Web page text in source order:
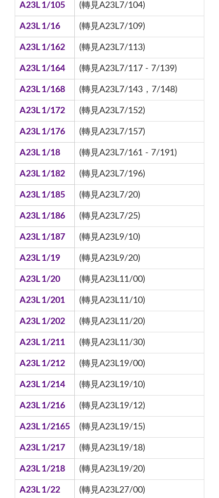
A23L 1/105 (轉見A23L7/104)
A23L 1/16 (轉見A23L7/109)
A23L 1/162 (轉見A23L7/113)
A23L 1/164 (轉見A23L7/117 - 7/139)
A23L 1/168 (轉見A23L7/143，7/148)
A23L 1/172 (轉見A23L7/152)
A23L 1/176 (轉見A23L7/157)
A23L 1/18 (轉見A23L7/161 - 7/191)
A23L 1/182 (轉見A23L7/196)
A23L 1/185 (轉見A23L7/20)
A23L 1/186 (轉見A23L7/25)
A23L 1/187 (轉見A23L9/10)
A23L 1/19 (轉見A23L9/20)
A23L 1/20 (轉見A23L11/00)
A23L 1/201 (轉見A23L11/10)
A23L 1/202 (轉見A23L11/20)
A23L 1/211 (轉見A23L11/30)
A23L 1/212 (轉見A23L19/00)
A23L 1/214 (轉見A23L19/10)
A23L 1/216 (轉見A23L19/12)
A23L 1/2165 (轉見A23L19/15)
A23L 1/217 (轉見A23L19/18)
A23L 1/218 (轉見A23L19/20)
A23L 1/22 (轉見A23L27/00)